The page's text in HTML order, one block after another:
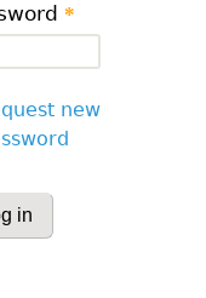
*
new